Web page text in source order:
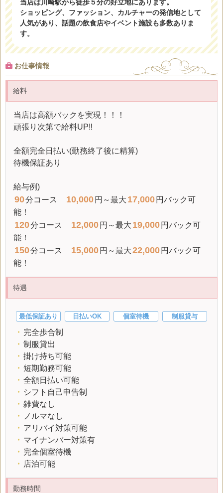
当店は川崎駅から徒歩５分の好立地にあります。
ショッピング、ファッション、カルチャーの発信地として
人気があり、話題の飲食店やイベント施設も多数ありま
す。
お仕事情報
給料
当店は高額バックを実現！！！
頑張り次第で給料UP‼
全額完全日払い(勤務終了後に精算)
待機保証あり
給与例)
90分コース 10,000 円～最大 17,000 円バック可
能！
120分コース 12,000 円～最大 19,000 円バック可
能！
150分コース 15,000 円～最大22,000 円バック可
能！
待遇
最低保証あり 日払いOK 個室待機 制服貸与
・ 完全歩合制
・ 制服貸出
・ 掛け持ち可能
・ 短期勤務可能
・ 全額日払い可能
・ シフト自己申告制
・ 雑費なし
・
ノルマなし
・ アリバイ対策可能
・ マイナンバー対策有
・ 完全個室待機
・ 店泊可能
勤務時間